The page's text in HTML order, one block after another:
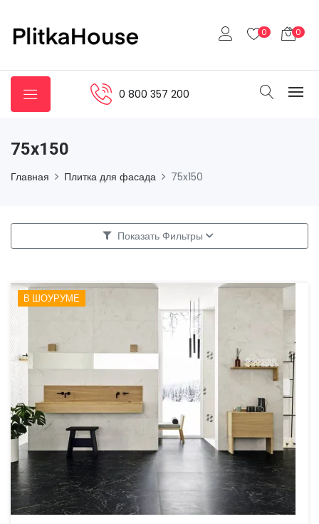
0 0
0 800 357 200
75x150
Главная Плитка для фасада 75x150
Показать Фильтры
В ШОУРУМЕ